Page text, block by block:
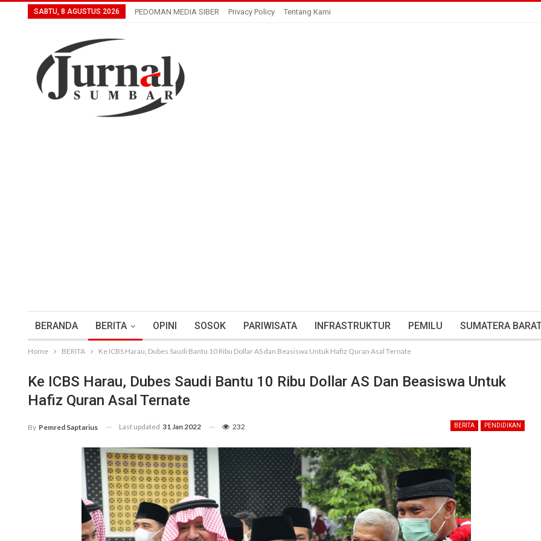
SABTU, 8 AGUSTUS 2026 PEDOMAN MEDIA SIBER Privacy Policy Tentang Kami
BERANDA BERITA OPINI SOSOK PARIWISATA INFRASTRUKTUR PEMILU SUMATERA
Home BERITA Ke ICBS Harau, Dubes Saudi Bantu 10 Ribu Dollar AS dan Beasiswa Untuk Hafiz Quran Asal Ternate
Ke ICBS Harau, Dubes Saudi Bantu 10 Ribu Dollar AS Dan Beasiswa Untuk
Hafiz Quran Asal Ternate
BERITA PENDIDIKAN
By Pemred Saptarius Last updated 31 Jan 2022 232